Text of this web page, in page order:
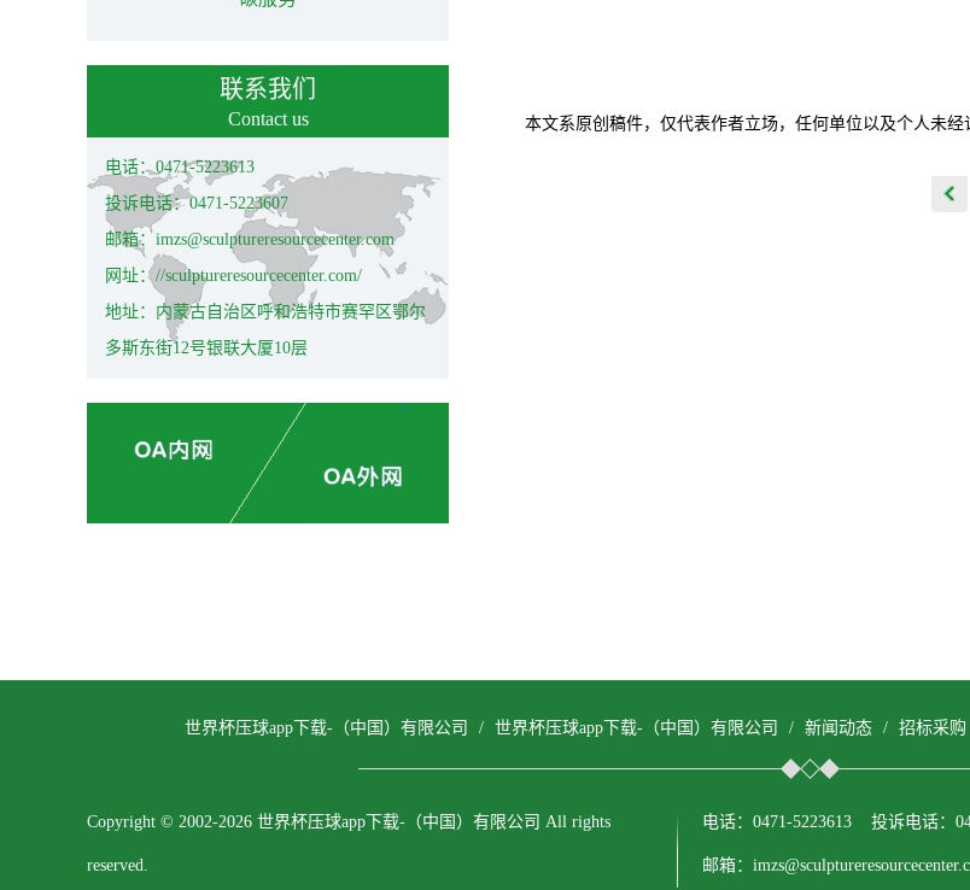
联系我们
Contact us
电话：0471-5223613
投诉电话：0471-5223607
邮箱：imzs@sculptureresourcecenter.com
网址：//sculptureresourcecenter.com/
地址：内蒙古自治区呼和浩特市赛罕区鄂尔
多斯东街12号银联大厦10层
本文系原创稿件，仅代表作者立场，任何单位以及个人未经
世界杯压球app下载-（中国）有限公司 / 世界杯压球app下载-（中国）有限公司 / 新闻动态 / 招标采购
Copyright © 2002-2026 世界杯压球app下载-（中国）有限公司 All rights
reserved.
电话：0471-5223613 投诉电话：
邮箱：